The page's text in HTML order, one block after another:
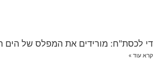
די לכסת"ח: מורידים את המפלס של הים
קרא עוד »